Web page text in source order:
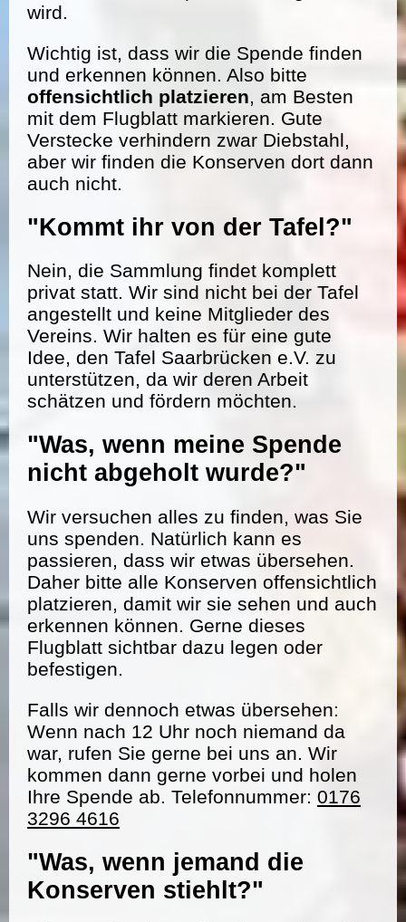
wird.
Wichtig ist, dass wir die Spende finden
und erkennen können. Also bitte
offensichtlich platzieren, am Besten
mit dem Flugblatt markieren. Gute
Verstecke verhindern zwar Diebstahl,
aber wir finden die Konserven dort dann
auch nicht.
"Kommt ihr von der Tafel?"
Nein, die Sammlung findet komplett
privat statt. Wir sind nicht bei der Tafel
angestellt und keine Mitglieder des
Vereins. Wir halten es für eine gute
Idee, den Tafel Saarbrücken e.V. zu
unterstützen, da wir deren Arbeit
schätzen und fördern möchten.
"Was, wenn meine Spende
nicht abgeholt wurde?"
Wir versuchen alles zu finden, was Sie
uns spenden. Natürlich kann es
passieren, dass wir etwas übersehen.
Daher bitte alle Konserven offensichtlich
platzieren, damit wir sie sehen und auch
erkennen können. Gerne dieses
Flugblatt sichtbar dazu legen oder
befestigen.
Falls wir dennoch etwas übersehen:
Wenn nach 12 Uhr noch niemand da
war, rufen Sie gerne bei uns an. Wir
kommen dann gerne vorbei und holen
Ihre Spende ab. Telefonnummer: 0176
3296 4616
"Was, wenn jemand die
Konserven stiehlt?"